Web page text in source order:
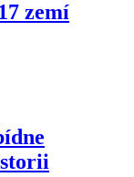
zemí